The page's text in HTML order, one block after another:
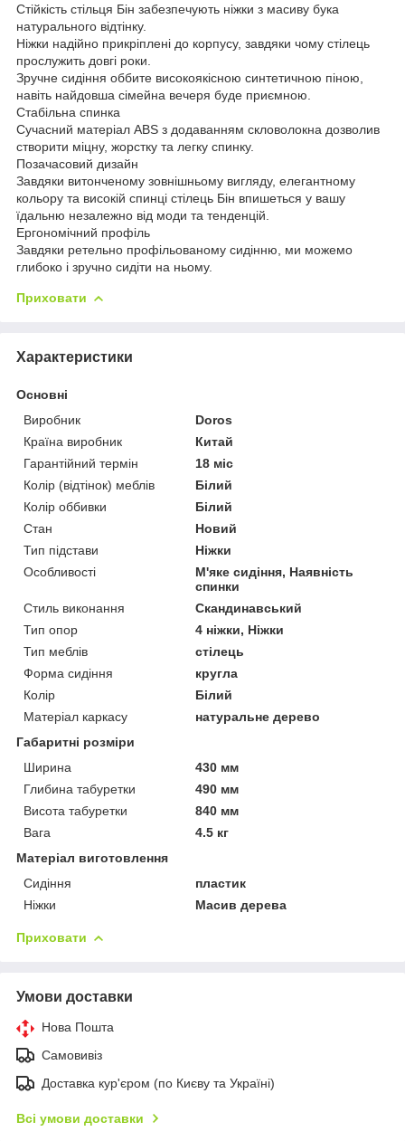
Стійкість стільця Бін забезпечують ніжки з масиву бука
натурального відтінку.
Ніжки надійно прикріплені до корпусу, завдяки чому стілець
прослужить довгі роки.
Зручне сидіння оббите високоякісною синтетичною піною,
навіть найдовша сімейна вечеря буде приємною.
Стабільна спинка
Сучасний матеріал ABS з додаванням скловолокна дозволив
створити міцну, жорстку та легку спинку.
Позачасовий дизайн
Завдяки витонченому зовнішньому вигляду, елегантному
кольору та високій спинці стілець Бін впишеться у вашу
їдальню незалежно від моди та тенденцій.
Ергономічний профіль
Завдяки ретельно профільованому сидінню, ми можемо
глибоко і зручно сидіти на ньому.
Приховати
Характеристики
Основні
Виробник
Doros
Країна виробник
Китай
Гарантійний термін
18 міс
Колір (відтінок) меблів
Білий
Колір оббивки
Білий
Стан
Новий
Тип підстави
Ніжки
Особливості
М'яке сидіння, Наявність
спинки
Стиль виконання
Скандинавський
Тип опор
4 ніжки, Ніжки
Тип меблів
стілець
Форма сидіння
кругла
Колір
Білий
Матеріал каркасу
натуральне дерево
Габаритні розміри
Ширина
430 мм
Глибина табуретки
490 мм
Висота табуретки
840 мм
Вага
4.5 кг
Матеріал виготовлення
Сидіння
пластик
Ніжки
Масив дерева
Приховати
Умови доставки
Нова Пошта
Самовивіз
Доставка кур'єром (по Києву та Україні)
Всі умови доставки